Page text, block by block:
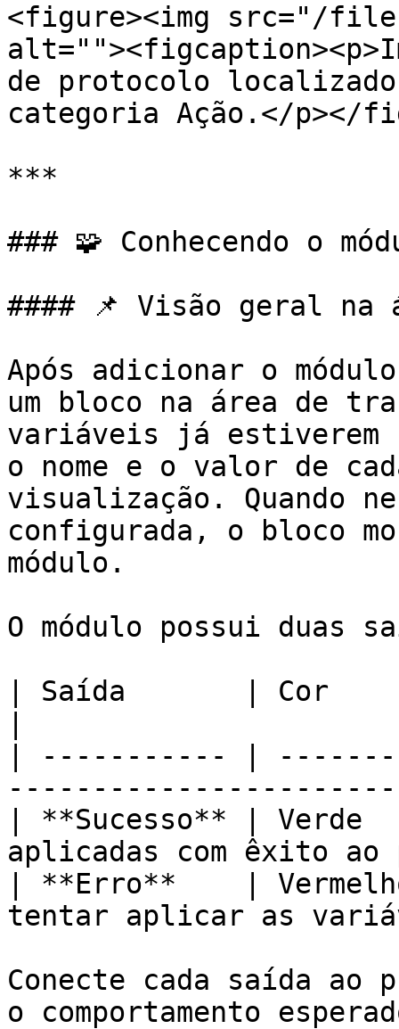
<figure><img src="/
de protocolo
categoria Ação.</p></
***
### 🧩 Conhecendo o
#### 📌 Visão geral
Após adicionar o
um bloco na área de
variáveis já estiverem
o nome e o valor de
visualização. Quando
configurada, o bloco
módulo.
O módulo possui duas
| Saída       | Cor
| ----------- |
| **Sucesso** |
aplicadas com êxito
| **Erro**    |
tentar aplicar as
Conecte cada saída ao
o comportamento